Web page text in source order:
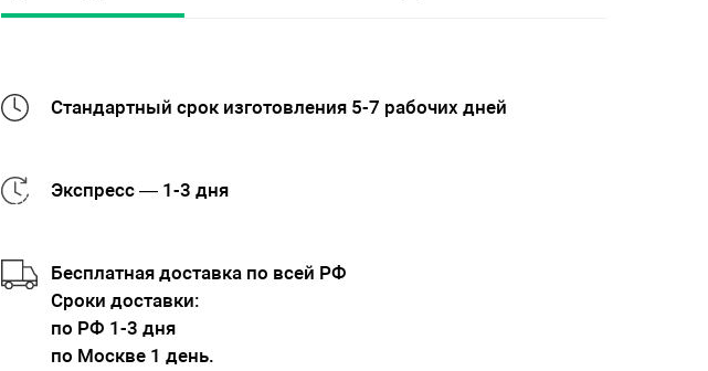
Стандартный срок изготовления 5-7 рабочих дней
Экспресс — 1-3 дня
Бесплатная доставка по всей РФ
Cроки доставки:
по РФ 1-3 дня
по Москве 1 день.